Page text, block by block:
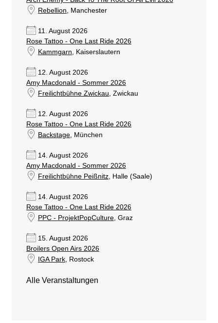
Rebellion , Manchester
11. August 2026
Rose Tattoo - One Last Ride 2026
Kammgarn , Kaiserslautern
12. August 2026
Amy Macdonald - Sommer 2026
Freilichtbühne Zwickau , Zwickau
12. August 2026
Rose Tattoo - One Last Ride 2026
Backstage, München
14. August 2026
Amy Macdonald - Sommer 2026
Freilichtbühne Peißnitz, Halle (Saale)
14. August 2026
Rose Tattoo - One Last Ride 2026
PPC - ProjektPopCulture, Graz
15. August 2026
Broilers Open Airs 2026
IGA Park, Rostock
Alle Veranstaltungen